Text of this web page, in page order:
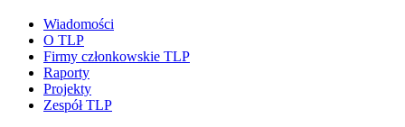
Wiadomości
O TLP
Firmy członkowskie TLP
Raporty
Projekty
Zespół TLP